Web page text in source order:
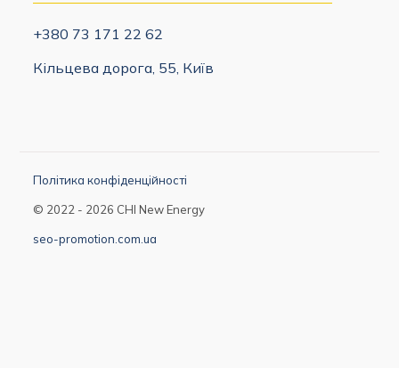
+380 73 171 22 62
Кільцева дорога, 55, Київ
Політика конфіденційності
© 2022 - 2026 CHI New Energy
seo-promotion.com.ua